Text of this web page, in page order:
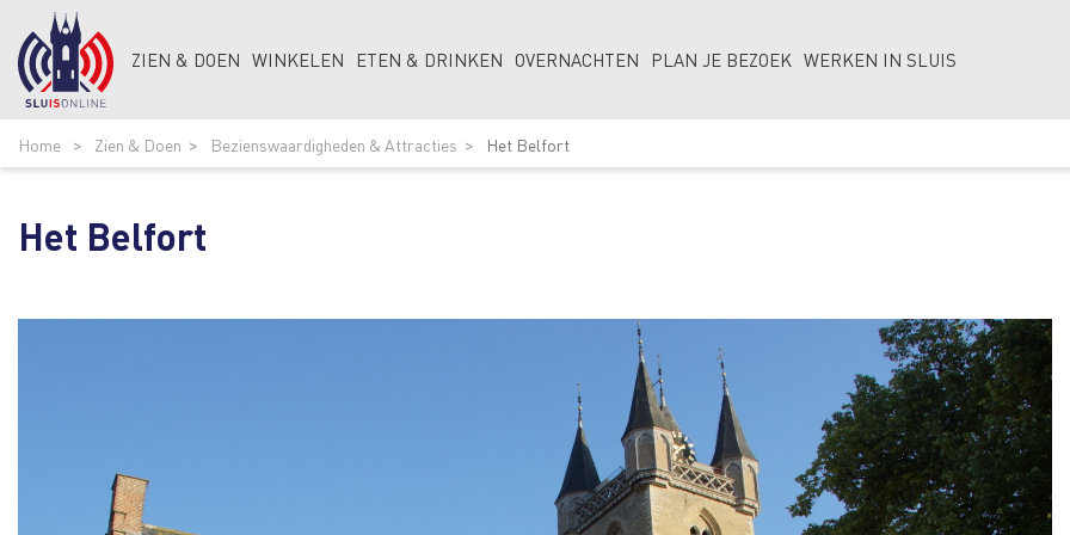
ZIEN & DOEN WINKELEN ETEN & DRINKEN OVERNACHTEN PLAN JE BEZOEK WERKEN IN SLUIS
Home Zien & Doen Bezienswaardigheden & Attracties Het Belfort
Het Belfort